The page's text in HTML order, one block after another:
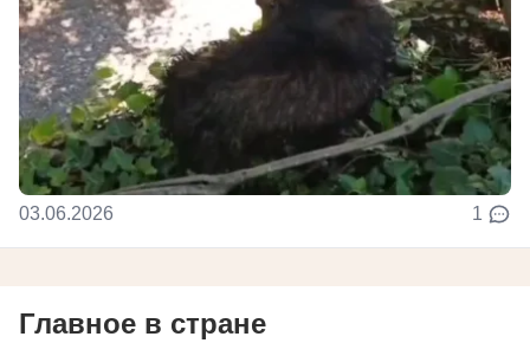
03.06.2026 1
Главное в стране